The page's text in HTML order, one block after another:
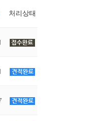
처리상태